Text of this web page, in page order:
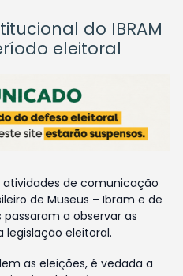
do IBRAM
eleitoral
atividades de comunicação
de Museus – Ibram e de
a observar as
legislação eleitoral.
as eleições, é vedada a